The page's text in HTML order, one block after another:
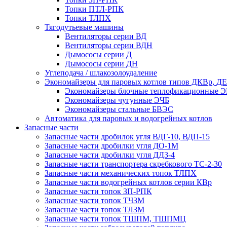
Топки ПТЛ-РПК
Топки ТЛПХ
Тягодутьевые машины
Вентиляторы серии ВД
Вентиляторы серии ВДН
Дымососы серии Д
Дымососы серии ДН
Углеподача / шлакозолоудаление
Экономайзеры для паровых котлов типов ДКВр,
Экономайзеры блочные теплофикационные
Экономайзеры чугунные ЭЧБ
Экономайзеры стальные БВЭС
Автоматика для паровых и водогрейных котлов
Запасные части
Запасные части дробилок угля ВДГ-10, ВДП-15
Запасные части дробилки угля ДО-1М
Запасные части дробилки угля ДДЗ-4
Запасные части транспортера скребкового ТС-2-30
Запасные части механических топок ТЛПХ
Запасные части водогрейных котлов серии КВр
Запасные части топок ЗП-РПК
Запасные части топок ТЧЗМ
Запасные части топок ТЛЗМ
Запасные части топок ТШПМ, ТШПМЦ